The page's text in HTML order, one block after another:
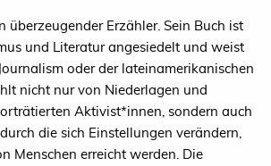
überzeugender Erzähler. Sein Buch ist
und Literatur angesiedelt und weist
oder der lateinamerikanischen
nicht nur von Niederlagen und
Aktivist*innen, sondern auch
die sich Einstellungen verändern,
Menschen erreicht werden. Die